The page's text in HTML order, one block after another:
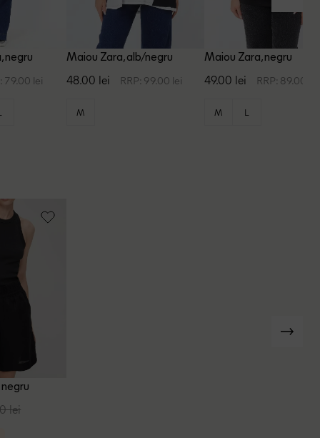
negru
79.00 lei
Maiou Zara, alb/negru
48.00 lei RRP: 99.00 lei
M
Maiou Zara, negru
49.00 lei RRP: 89.00 lei
M L
lei